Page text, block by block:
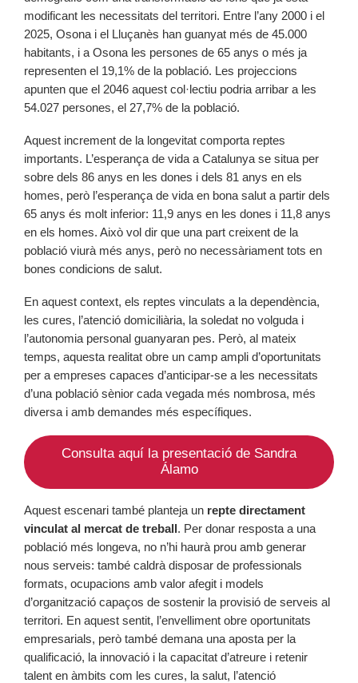
modificant les necessitats del territori. Entre l’any 2000 i el
2025, Osona i el Lluçanès han guanyat més de 45.000
habitants, i a Osona les persones de 65 anys o més ja
representen el 19,1% de la població. Les projeccions
apunten que el 2046 aquest col·lectiu podria arribar a les
54.027 persones, el 27,7% de la població.
Aquest increment de la longevitat comporta reptes
importants. L’esperança de vida a Catalunya se situa per
sobre dels 86 anys en les dones i dels 81 anys en els
homes, però l’esperança de vida en bona salut a partir dels
65 anys és molt inferior: 11,9 anys en les dones i 11,8 anys
en els homes. Això vol dir que una part creixent de la
població viurà més anys, però no necessàriament tots en
bones condicions de salut.
En aquest context, els reptes vinculats a la dependència,
les cures, l’atenció domiciliària, la soledat no volguda i
l’autonomia personal guanyaran pes. Però, al mateix
temps, aquesta realitat obre un camp ampli d’oportunitats
per a empreses capaces d’anticipar-se a les necessitats
d’una població sènior cada vegada més nombrosa, més
diversa i amb demandes més específiques.
Consulta aquí la presentació de Sandra
Álamo
Aquest escenari també planteja un repte directament
vinculat al mercat de treball. Per donar resposta a una
població més longeva, no n’hi haurà prou amb generar
nous serveis: també caldrà disposar de professionals
formats, ocupacions amb valor afegit i models
d’organització capaços de sostenir la provisió de serveis al
territori. En aquest sentit, l’envelliment obre oportunitats
empresarials, però també demana una aposta per la
qualificació, la innovació i la capacitat d’atreure i retenir
talent en àmbits com les cures, la salut, l’atenció